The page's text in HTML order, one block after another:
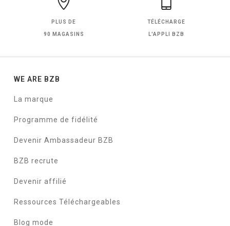
PLUS DE
90 MAGASINS
TÉLÉCHARGE
L'APPLI BZB
WE ARE BZB
La marque
Programme de fidélité
Devenir Ambassadeur BZB
BZB recrute
Devenir affilié
Ressources Téléchargeables
Blog mode